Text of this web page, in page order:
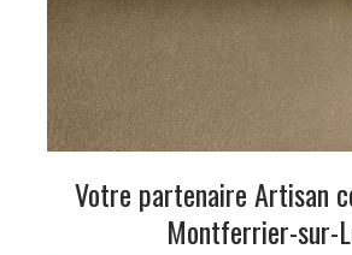
Votre partenaire Artisan
Montferrier-sur-